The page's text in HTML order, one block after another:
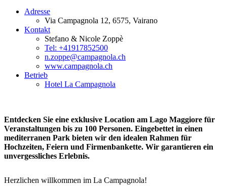
Adresse
Via Campagnola 12, 6575, Vairano
Kontakt
Stefano & Nicole Zoppè
Tel: +41917852500
n.zoppe@campagnola.ch
www.campagnola.ch
Betrieb
Hotel La Campagnola
Entdecken Sie eine exklusive Location am Lago Maggiore für
Veranstaltungen bis zu 100 Personen. Eingebettet in einen
mediterranen Park bieten wir den idealen Rahmen für
Hochzeiten, Feiern und Firmenbankette. Wir garantieren ein
unvergessliches Erlebnis.
Herzlichen willkommen im La Campagnola!